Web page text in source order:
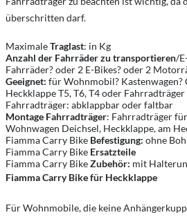
überschritten darf.
MaximaleTraglast: in Kg
Anzahl der Fahrräder zu transportieren/
Fahrräder? oder 2 E-Bikes? oder 2
Geeignet: für Wohnmobil? Kastenwagen?
Heckklappe T5, T6, T4 oder
Fahrradträger: abklappbar oder faltbar
Montage Fahrradträger: Fahrradträger
Wohnwagen Deichsel, Heckklappe, am
Fiamma Carry Bike Befestigung: ohne
Fiamma Carry Bike Ersatzteile
Fiamma Carry BikeZubehör: mit
Fiamma Carry Bike für Heckklappe
Für Wohnmobile, die keine